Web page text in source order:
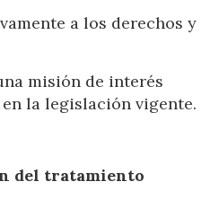
a los derechos y
misión de interés
la legislación vigente.
del tratamiento